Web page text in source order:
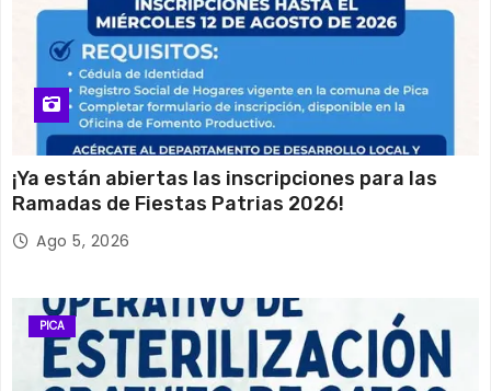
¡Ya están abiertas las inscripciones para las
Ramadas de Fiestas Patrias 2026!
Ago 5, 2026
PICA